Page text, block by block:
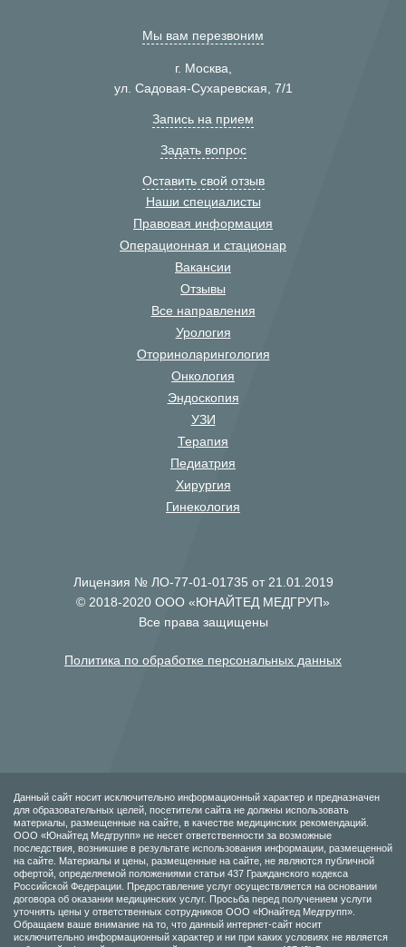
Мы вам перезвоним
г. Москва,
ул. Садовая-Сухаревская, 7/1
Запись на прием
Задать вопрос
Оставить свой отзыв
Наши специалисты
Правовая информация
Операционная и стационар
Вакансии
Отзывы
Все направления
Урология
Оториноларингология
Онкология
Эндоскопия
УЗИ
Терапия
Педиатрия
Хирургия
Гинекология
Лицензия № ЛО-77-01-01735 от 21.01.2019
© 2018-2020 ООО «ЮНАЙТЕД МЕДГРУП»
Все права защищены
Политика по обработке персональных данных
Данный сайт носит исключительно информационный характер и предназначен
для образовательных целей, посетители сайта не должны использовать
материалы, размещенные на сайте, в качестве медицинских рекомендаций.
ООО «Юнайтед Медгрупп» не несет ответственности за возможные
последствия, возникшие в результате использования информации, размещенной
на сайте. Материалы и цены, размещенные на сайте, не являются публичной
офертой, определяемой положениями статьи 437 Гражданского кодекса
Российской Федерации. Предоставление услуг осуществляется на основании
договора об оказании медицинских услуг. Просьба перед получением услуги
уточнять цены у ответственных сотрудников ООО «Юнайтед Медгрупп».
Обращаем ваше внимание на то, что данный интернет-сайт носит
исключительно информационный характер и ни при каких условиях не является